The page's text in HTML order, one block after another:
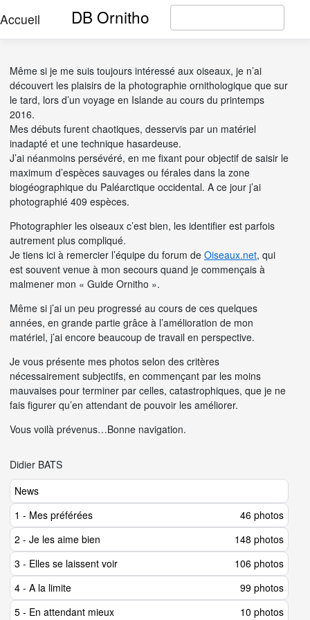
Accueil DB Ornitho
Même si je me suis toujours intéressé aux oiseaux, je n’ai
découvert les plaisirs de la photographie ornithologique que sur
le tard, lors d’un voyage en Islande au cours du printemps
2016.
Mes débuts furent chaotiques, desservis par un matériel
inadapté et une technique hasardeuse.
J’ai néanmoins persévéré, en me fixant pour objectif de saisir le
maximum d’espèces sauvages ou férales dans la zone
biogéographique du Paléarctique occidental. A ce jour j’ai
photographié 409 espèces.
Photographier les oiseaux c’est bien, les identifier est parfois
autrement plus compliqué.
Je tiens ici à remercier l’équipe du forum de Oiseaux.net, qui
est souvent venue à mon secours quand je commençais à
malmener mon « Guide Ornitho ».
Même si j’ai un peu progressé au cours de ces quelques
années, en grande partie grâce à l’amélioration de mon
matériel, j’ai encore beaucoup de travail en perspective.
Je vous présente mes photos selon des critères
nécessairement subjectifs, en commençant par les moins
mauvaises pour terminer par celles, catastrophiques, que je ne
fais figurer qu’en attendant de pouvoir les améliorer.
Vous voilà prévenus…Bonne navigation.
Didier BATS
News
1 - Mes préférées
46 photos
2 - Je les aime bien
148 photos
3 - Elles se laissent voir
106 photos
4 - A la limite
99 photos
5 - En attendant mieux
10 photos